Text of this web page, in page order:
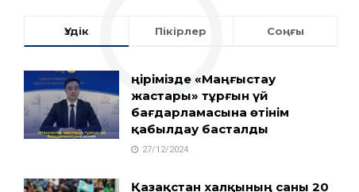
Үздік Пікірлер Соңғы
Өңірімізде «Маңғыстау
жастары» тұрғын үй
бағдарламасына өтінім
қабылдау басталды
27/12/2024
Қазақстан халқының саны 20